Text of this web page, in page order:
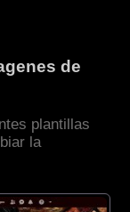
de
plantillas
la